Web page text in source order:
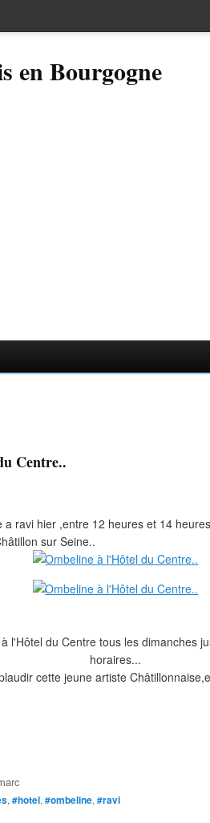
en Bourgogne
Centre..
a ravi hier ,entre 12 heures et 14
sur Seine..
l'Hôtel du Centre tous les dimanches
horaires...
cette jeune artiste
, #hotel, #ombeline, #ravi